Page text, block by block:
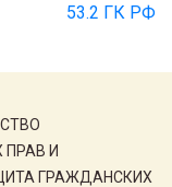
ПРАВ И
ГРАЖДАНСКИХ
53.2 ГК РФ